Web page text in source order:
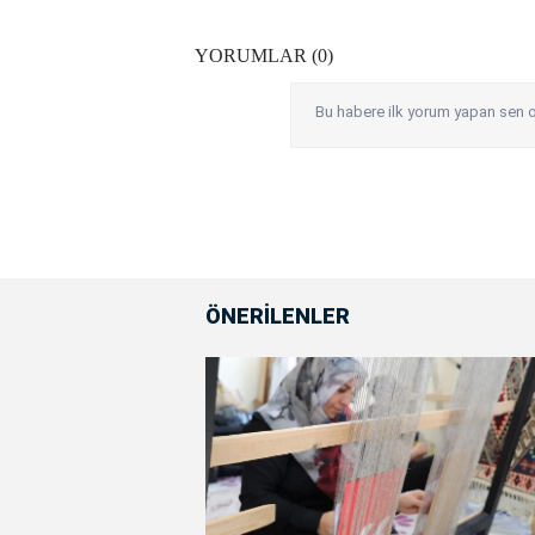
YORUMLAR (0)
Bu habere ilk yorum yapan sen
ÖNERİLENLER